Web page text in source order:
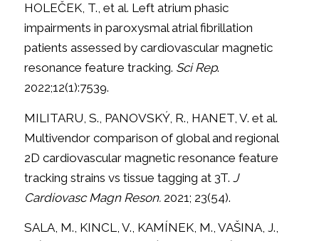
HOLEČEK, T., et al. Left atrium phasic
impairments in paroxysmal atrial fibrillation
patients assessed by cardiovascular magnetic
resonance feature tracking. Sci Rep.
2022;12(1):7539.
MILITARU, S., PANOVSKÝ, R., HANET, V. et al.
Multivendor comparison of global and regional
2D cardiovascular magnetic resonance feature
tracking strains vs tissue tagging at 3T. J
Cardiovasc Magn Reson.2021; 23(54).
SALA, M., KINCL, V., KAMÍNEK, M., VAŠINA, J.,